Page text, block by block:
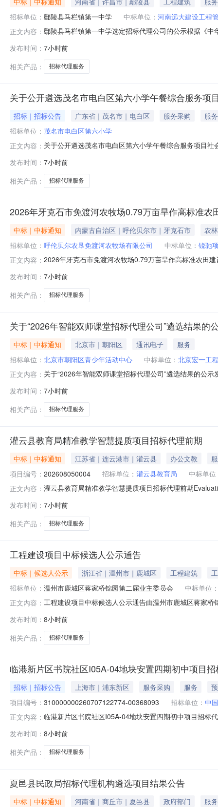
招标单位： 鄢陵县马栏镇第一中学 中标单位： 河南远大建设工程
正文内容： 鄢陵县马栏镇第一中学选定招标代理公司的公示根据《
设工程管理有限公司2.服务范围：负责本项目的招标方
年8月9日一天。四、异议提出公示期
发布时间： 7小时前
相关产品：
招标代理服务
关于公开遴选茂名市电白区第六小学午餐综合服务项
招标｜招标公告 广东省｜茂名市｜电白区 服务采购
服务
招标单位： 茂名市电白区第六小学
正文内容： 关于公开遴选茂名市电白区第六小学午餐综合服务项目
备专业资质的招标代理机构，承担本项目招标代理服务
1.具有专业的招标代理团队，团队成员具备相应的专
发布时间： 7小时前
相关产品：
招标代理服务
2026年牙克石市免渡河农牧场0.79万亩旱作高标准
中标｜中标通知 内蒙古自治区｜呼伦贝尔市｜牙克石市
农
招标单位： 呼伦贝尔农垦免渡河农牧场有限公司 中标单位： 锐驰
正文内容： 2026年牙克石市免渡河农牧场0.79万亩旱作高标准农田
壹万伍仟元整）；监理招标代理服务费：人民币
发布时间： 7小时前
相关产品：
招标代理服务
关于“2026年智能双师课堂招标代理公司”遴选结果的
中标｜中标通知 北京市｜朝阳区 通讯电子
服务
招标单位： 北京市朝阳区青少年活动中心 中标单位： 北京宏一工
正文内容： 关于“2026年智能双师课堂招标代理公司”遴选结果的公
发布时间： 7小时前
相关产品：
招标代理服务
灌云县教育局精准教学智慧提质项目招标代理前期
中标｜中标通知 江苏省｜连云港市｜灌云县 办公文教
项目编号： 202608050004 招标单位： 灌云县教育局
中标单位
正文内容： 灌云县教育局精准教学智慧提质项目招标代理前期
元报价中标。请于自本公告发布起三日内与项目委托单
发布时间： 7小时前
相关产品：
招标代理服务
工程建设项目中标候选人公示通告
中标｜候选人公示 浙江省｜温州市｜鹿城区 工程建筑
招标单位： 温州市鹿城区蒋家桥锦园第二届业主委员会
中标单位
正文内容： 工程建设项目中标候选人公示通告由温州市鹿城区蒋家
元。根据《中华人民共和国招标投标法实施条例》规定
向招标人提出异议。投标人或者其他利
发布时间： 8小时前
相关产品：
招标代理服务
临港新片区书院社区I05A-04地块安置四期初中项目
招标｜招标公告 上海市｜浦东新区 服务采购 服务
项目编号： 310000000260707122774-00368093 招标单位： 中
正文内容： 临港新片区书院社区I05A-04地块安置四期初中项目招标
发布时间： 8小时前
相关产品：
招标代理服务
夏邑县民政局招标代理机构遴选项目结果公告
中标｜中标通知 河南省｜商丘市｜夏邑县 政府部门
服务